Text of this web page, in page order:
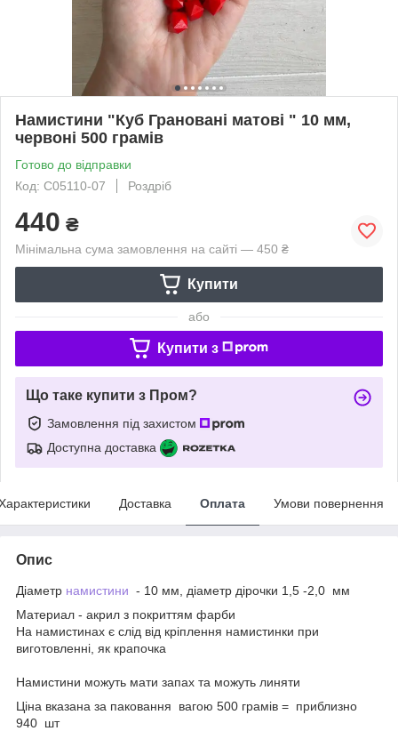
Намистини "Куб Грановані матові " 10 мм,
червоні 500 грамів
Готово до відправки
Код: С05110-07
Роздріб
440 ₴
Мінімальна сума замовлення на сайті — 450 ₴
Купити
або
Купити з
Що таке купити з Пром?
Замовлення під захистом
Доступна доставка
Доставка Оплата Умови повернення
Опис
Діаметр намистини - 10 мм, діаметр дірочки 1,5 -2,0 мм
Материал - акрил з покриттям фарби
На намистинах є слід від кріплення намистинки при
виготовленні, як крапочка
Намистини можуть мати запах та можуть линяти
Ціна вказана за паковання вагою 500 грамів = приблизно
940 шт